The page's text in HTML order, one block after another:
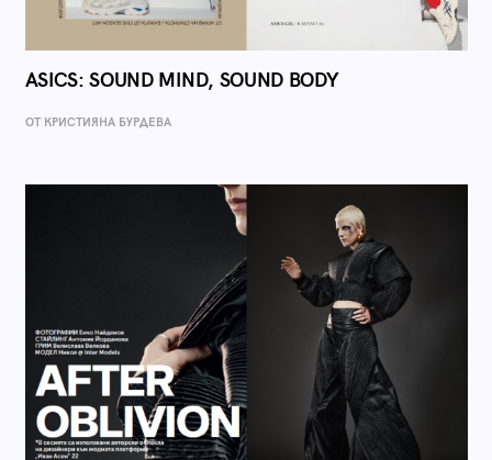
ASICS: SOUND MIND, SOUND BODY
ОТ КРИСТИЯНА БУРДЕВА